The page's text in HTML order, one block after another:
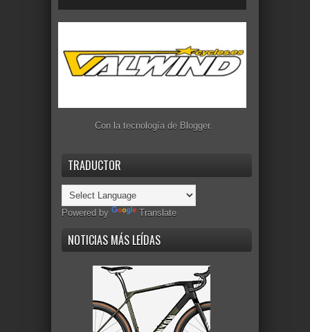
Con la tecnología de Blogger.
TRADUCTOR
Powered by Translate
NOTICIAS MÁS LEÍDAS